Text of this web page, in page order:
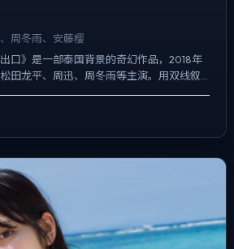
周冬雨、安藤樱
口》是一部泰国背景的奇幻作品，2018年
田龙平、周迅、周冬雨等主演。用双线叙
绳，悬疑外壳下，更想讨论的是「记忆...